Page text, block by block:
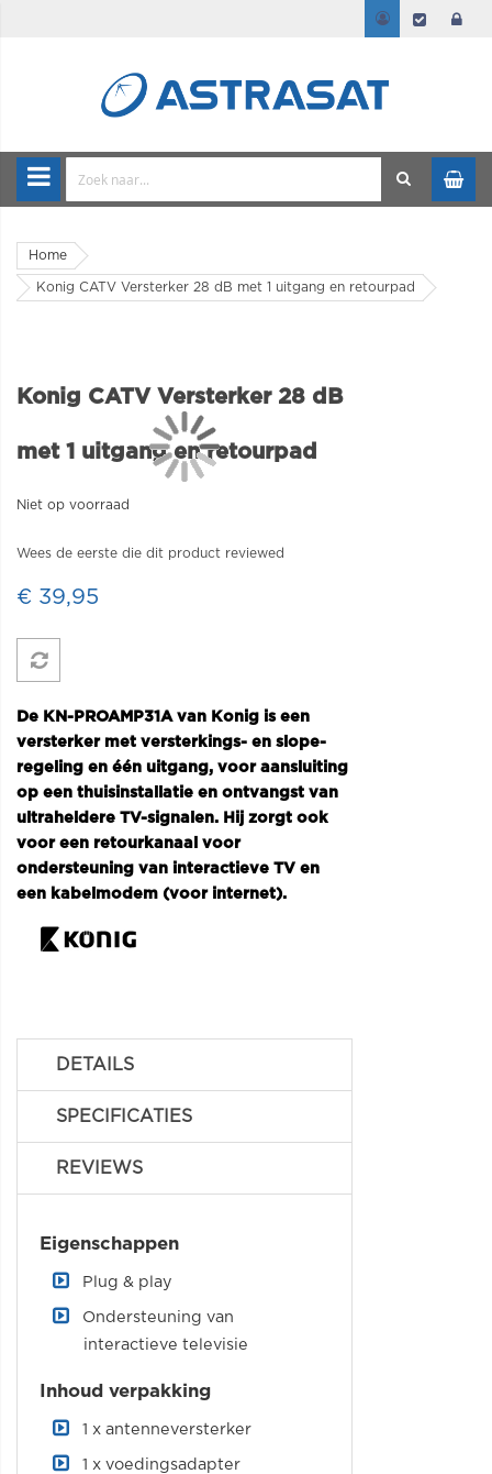
Home
Konig CATV Versterker 28 dB met 1 uitgang en retourpad
Konig CATV Versterker 28 dB
met 1 uitgang en retourpad
Niet op voorraad
Wees de eerste die dit product reviewed
€ 39,95
De KN-PROAMP31A van Konig is een
versterker met versterkings- en slope-
regeling en één uitgang, voor aansluiting
op een thuisinstallatie en ontvangst van
ultraheldere TV-signalen. Hij zorgt ook
voor een retourkanaal voor
ondersteuning van interactieve TV en
een kabelmodem (voor internet).
DETAILS
SPECIFICATIES
REVIEWS
Eigenschappen
Plug & play
Ondersteuning van
interactieve televisie
Inhoud verpakking
1 x antenneversterker
1 x voedingsadapter